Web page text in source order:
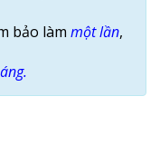
bảo làm một lần,